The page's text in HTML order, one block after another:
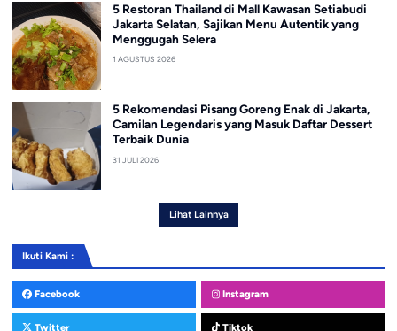
5 Restoran Thailand di Mall Kawasan Setiabudi
Jakarta Selatan, Sajikan Menu Autentik yang
Menggugah Selera
1 AGUSTUS 2026
5 Rekomendasi Pisang Goreng Enak di Jakarta,
Camilan Legendaris yang Masuk Daftar Dessert
Terbaik Dunia
31 JULI 2026
Lihat Lainnya
Ikuti Kami :
Facebook Instagram
Twitter Tiktok